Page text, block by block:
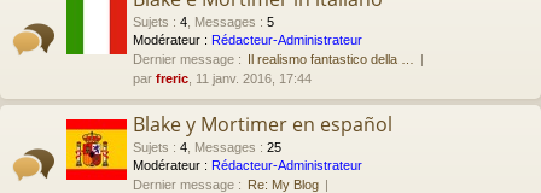
Sujets : 4 Messages : 5
Modérateur : Rédacteur-Administrateur
Dernier message : Il realismo fantastico della …
par freric , 11 janv. 2016, 17:44
Blake y Mortimer en español
Sujets : 4 Messages : 25
Modérateur : Rédacteur-Administrateur
Dernier message : Re: My Blog